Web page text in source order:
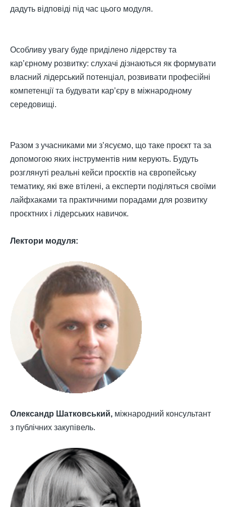
дадуть відповіді під час цього модуля.
Особливу увагу буде приділено лідерству та
кар’єрному розвитку: слухачі дізнаються як формувати
власний лідерський потенціал, розвивати професійні
компетенції та будувати кар’єру в міжнародному
середовищі.
Разом з учасниками ми з’ясуємо, що таке проєкт та за
допомогою яких інструментів ним керують. Будуть
розглянуті реальні кейси проєктів на європейську
тематику, які вже втілені, а експерти поділяться своїми
лайфхаками та практичними порадами для розвитку
проєктних і лідерських навичок.
Лектори модуля:
Олександр Шатковський, міжнародний консультант
з публічних закупівель.